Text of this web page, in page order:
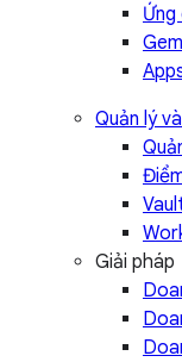
Ứng
Quản lý
Giải pháp